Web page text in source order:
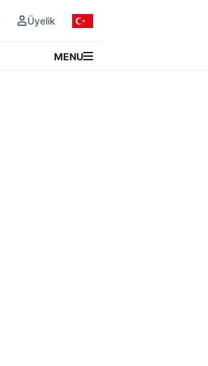
Üyelik
MENU